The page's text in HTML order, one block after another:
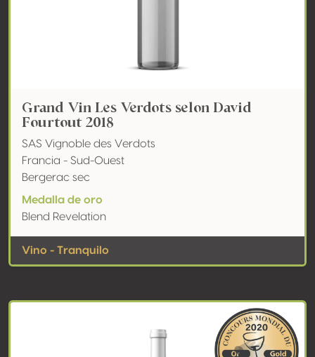
Grand Vin Les Verdots selon David
Fourtout 2018
SAS Vignoble des Verdots
Francia - Sud-Ouest
Bergerac sec
Medalla de oro
Blend Revelation
Vino - Tranquilo